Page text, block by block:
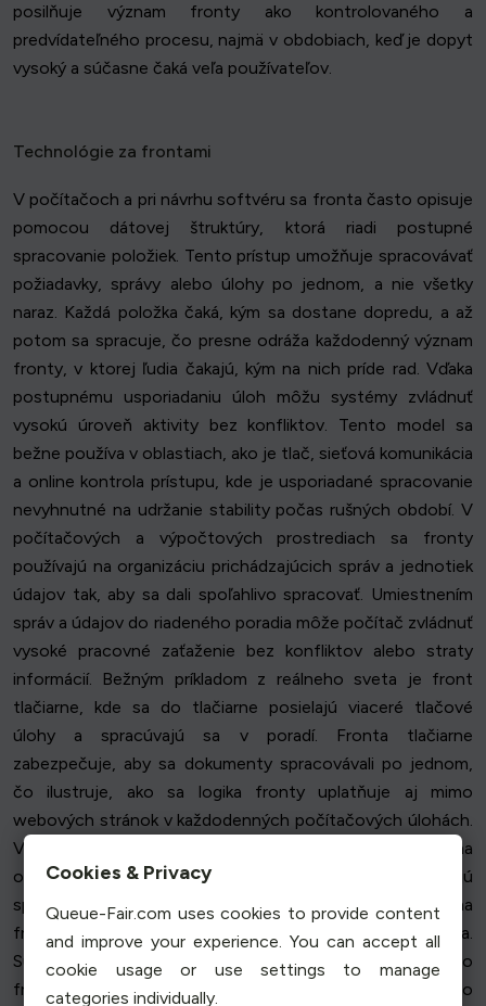
posilňuje význam fronty ako kontrolovaného a
predvídateľného procesu, najmä v obdobiach, keď je dopyt
vysoký a súčasne čaká veľa používateľov.
Technológie za frontami
V počítačoch a pri návrhu softvéru sa fronta často opisuje
pomocou dátovej štruktúry, ktorá riadi postupné
spracovanie položiek. Tento prístup umožňuje spracovávať
požiadavky, správy alebo úlohy po jednom, a nie všetky
naraz. Každá položka čaká, kým sa dostane dopredu, a až
potom sa spracuje, čo presne odráža každodenný význam
fronty, v ktorej ľudia čakajú, kým na nich príde rad. Vďaka
postupnému usporiadaniu úloh môžu systémy zvládnuť
vysokú úroveň aktivity bez konfliktov. Tento model sa
bežne používa v oblastiach, ako je tlač, sieťová komunikácia
a online kontrola prístupu, kde je usporiadané spracovanie
nevyhnutné na udržanie stability počas rušných období. V
počítačových a výpočtových prostrediach sa fronty
používajú na organizáciu prichádzajúcich správ a jednotiek
údajov tak, aby sa dali spoľahlivo spracovať. Umiestnením
správ a údajov do riadeného poradia môže počítač zvládnuť
vysoké pracovné zaťaženie bez konfliktov alebo straty
informácií. Bežným príkladom z reálneho sveta je front
tlačiarne, kde sa do tlačiarne posielajú viaceré tlačové
úlohy a spracúvajú sa v poradí. Fronta tlačiarne
zabezpečuje, aby sa dokumenty spracovávali po jednom,
čo ilustruje, ako sa logika fronty uplatňuje aj mimo
webových stránok v každodenných počítačových úlohách.
V počítačových systémoch sú fronty nevyhnutné na
organizáciu údajov, ktoré prichádzajú rýchlejšie, ako sa dajú
spracovať. Moderné počítačové prostredia sa spoliehajú na
fronty, aby zabezpečili plynulý tok dát bez prerušenia.
Súbor čakajúci na spracovanie sa často umiestňuje do
frontu. Súbory sa spracúvajú po jednom, aby sa predišlo
Cookies & Privacy
Queue-Fair.com uses cookies to provide content
and improve your experience. You can accept all
cookie usage or use settings to manage
categories individually.